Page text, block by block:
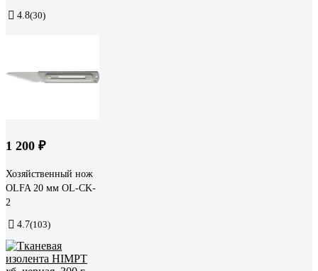
4.8(30)
1 200 ₽
Хозяйственный нож
OLFA 20 мм OL-CK-
2
4.7(103)